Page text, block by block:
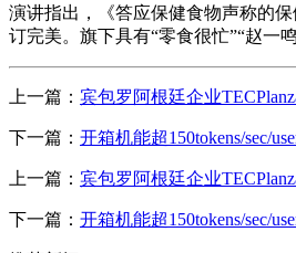
演讲指出，《答应保健食物声称的
订完美。旗下具有“零食很忙”“赵一
上一篇： 宾包罗阿根廷企业
下一篇： 开箱机能超150tokens/sec/
上一篇： 宾包罗阿根廷企业
下一篇： 开箱机能超150tokens/sec/